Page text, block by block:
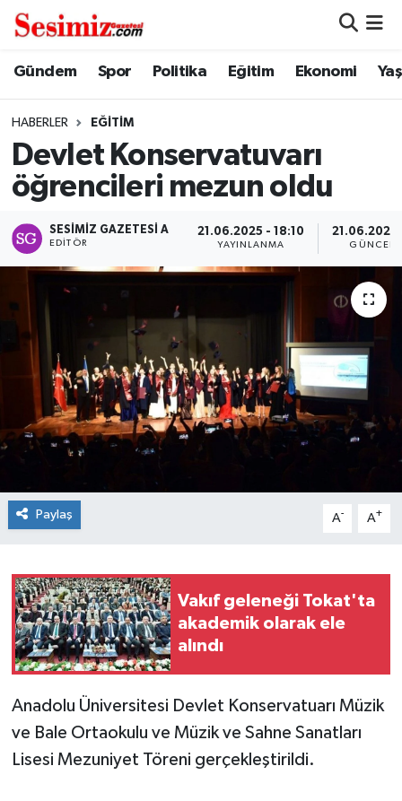
Gündem Spor Politika Eğitim Ekonomi
HABERLER EĞITIM
Devlet Konservatuvarı
öğrencileri mezun oldu
SESIMIZ GAZETESI A
EDITÖR
21.06.2025 - 18:10
YAYINLANMA
21.06.2025
Paylaş A- A+
Vakıf geleneği Tokat'ta
akademik olarak ele
alındı
Anadolu Üniversitesi Devlet Konservatuarı Müzik
ve Bale Ortaokulu ve Müzik ve Sahne Sanatları
Lisesi Mezuniyet Töreni gerçekleştirildi.
Dünya
Ekonomi
Gündem
Magazin
Politika
Sağlık
Spor
Tokat Haberleri
Yaşam
Nöbetçi Eczaneler
Hava Durumu
Namaz Vakitleri
Süper Lig Puan Durumu ve Fikstür
Tüm Manşetler
Son Dakika Haberleri
Haber Arşivi